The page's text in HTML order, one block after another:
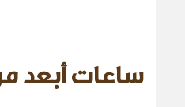
ساعات أبعد